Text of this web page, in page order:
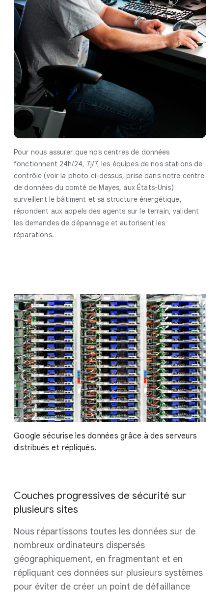
Pour nous assurer que nos centres de données
fonctionnent 24h/24, 7j/7, les équipes de nos stations de
contrôle (voir la photo ci-dessus, prise dans notre centre
de données du comté de Mayes, aux États-Unis)
surveillent le bâtiment et sa structure énergétique,
répondent aux appels des agents sur le terrain, valident
les demandes de dépannage et autorisent les
réparations.
Google sécurise les données grâce à des serveurs
distribués et répliqués.
Couches progressives de sécurité sur
plusieurs sites
Nous répartissons toutes les données sur de
nombreux ordinateurs dispersés
géographiquement, en fragmentant et en
répliquant ces données sur plusieurs systèmes
pour éviter de créer un point de défaillance